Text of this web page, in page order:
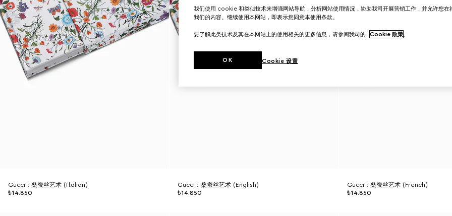
Gucci：桑蚕丝艺术 (Italian)
₺14.850
Gucci：桑蚕丝艺术 (English)
₺14.850
Gucci：桑蚕丝艺术 (French)
₺14.850
我们使用 cookie 和类似技术来增强网站导航，分析网站使用情况，协助我司开展营销工作，并允许您在
我们的内容。继续使用本网站，即表示您同意本使用条款。
要了解此类技术及其在本网站上的使用相关的更多信息，请参阅我司的 Cookie 政策。
Cookie 设置
OK